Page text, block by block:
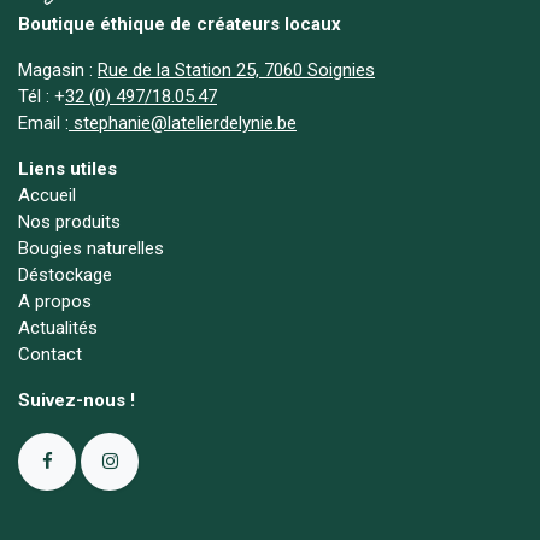
Boutique éthique de créateurs locaux
Magasin : Rue de la Station 25, 7060 Soignies
Tél : +32 (0) 497/18.05.47
Email : stephanie@latelierdelynie.be
Liens utiles
Accueil
Nos produits
Bougies naturelles
Déstockage
A propos
Actualités
Contact
Suivez-nous !